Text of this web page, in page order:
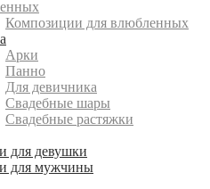
Композиции для влюбленных
Арки
Панно
Для девичника
Свадебные шары
Свадебные растяжки
для девушки
для мужчины